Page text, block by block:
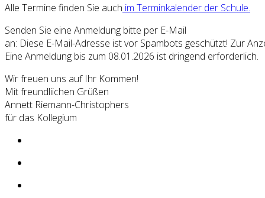
Alle Termine finden Sie auch im Terminkalender der Schule.
Senden Sie eine Anmeldung bitte per E-Mail
an: Diese E-Mail-Adresse ist vor Spambots geschützt! Zur
Eine Anmeldung bis zum 08.01.2026 ist dringend erforderlich.
Wir freuen uns auf Ihr Kommen!
Mit freundliichen Grüßen
Annett Riemann-Christophers
für das Kollegium